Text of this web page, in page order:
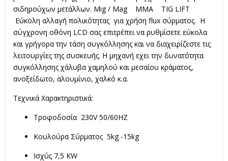
σιδηρούχων μετάλλων. Μig / Mag MMA TIG LIFT
Εύκολη αλλαγή πολικότητας για χρήση flux σύρματος. Η
σύγχρονη οθόνη LCD σας επιτρέπει να ρυθμίσετε εύκολα
και γρήγορα την τάση συγκόλλησης και να διαχειρίζεστε τις
λειτουργίες της συσκευής. Η μηχανή εχει την δυνατότητα
συγκόλλησης χάλυβα χαμηλού και μεσαίου κράματος,
ανοξείδωτο, αλουμίνιο, χαλκό κ.α.
Τεχνικά Χαρακτηριστικά:
Τροφοδοσία 230V 50/60HZ
Κουλούρα Σύρματος 5kg -15kg
Ισχύς 7,5 KW